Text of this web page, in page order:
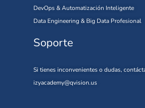
DevOps & Automatización Inteligente
Data Engineering & Big Data Profesional
Soporte
Si tienes inconvenientes o dudas,
izyacademy@qvision.us